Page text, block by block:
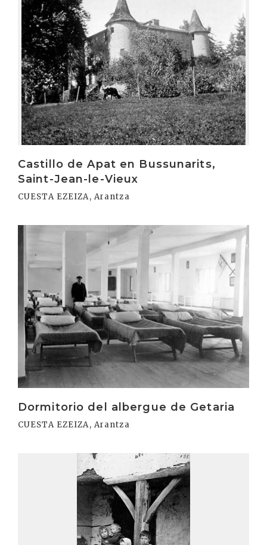
Castillo de Apat en Bussunarits,
Saint-Jean-le-Vieux
CUESTA EZEIZA, Arantza
Dormitorio del albergue de Getaria
CUESTA EZEIZA, Arantza